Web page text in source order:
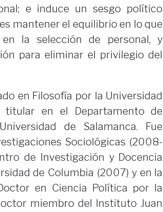
e induce un sesgo político
mantener el equilibrio en lo que
la selección de personal, y
para eliminar el privilegio del
en Filosofía por la Universidad
titular en el Departamento de
de Salamanca. Fue
Sociológicas (2008-
de Investigación y Docencia
de Columbia (2007) y en la
en Ciencia Política por la
miembro del Instituto Juan